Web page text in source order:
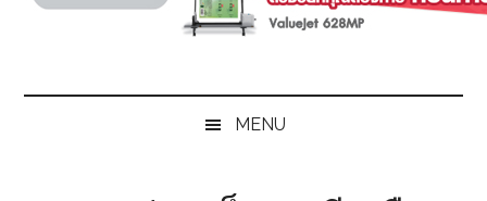
Magazine
MENU